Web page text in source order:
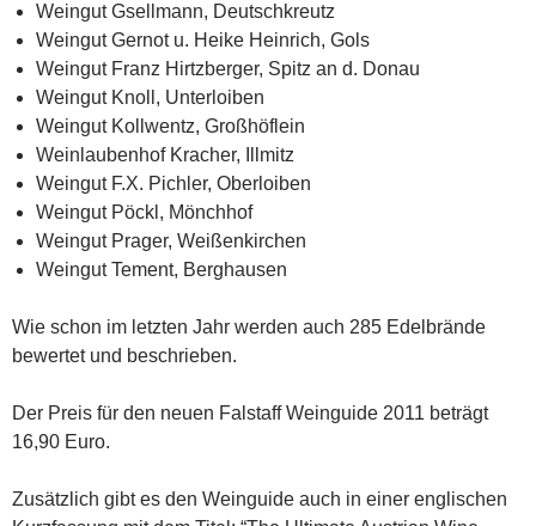
Weingut Gsellmann, Deutschkreutz
Weingut Gernot u. Heike Heinrich, Gols
Weingut Franz Hirtzberger, Spitz an d. Donau
Weingut Knoll, Unterloiben
Weingut Kollwentz, Großhöflein
Weinlaubenhof Kracher, Illmitz
Weingut F.X. Pichler, Oberloiben
Weingut Pöckl, Mönchhof
Weingut Prager, Weißenkirchen
Weingut Tement, Berghausen
Wie schon im letzten Jahr werden auch 285 Edelbrände
bewertet und beschrieben.
Der Preis für den neuen Falstaff Weinguide 2011 beträgt
16,90 Euro.
Zusätzlich gibt es den Weinguide auch in einer englischen